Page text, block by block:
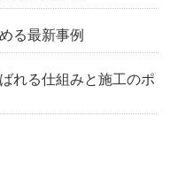
る最新事例
れる仕組みと施工のポ